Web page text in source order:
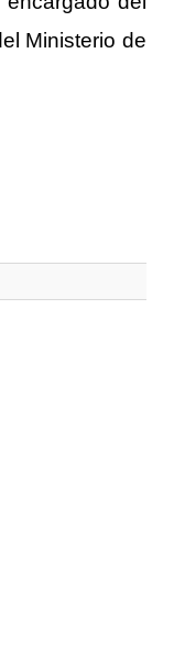
Ministerio de